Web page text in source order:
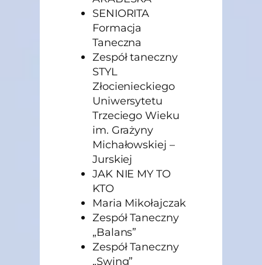
SENIORITA
Formacja
Taneczna
Zespół taneczny
STYL
Złocienieckiego
Uniwersytetu
Trzeciego Wieku
im. Grażyny
Michałowskiej –
Jurskiej
JAK NIE MY TO
KTO
Maria Mikołajczak
Zespół Taneczny
„Balans”
Zespół Taneczny
„Swing”